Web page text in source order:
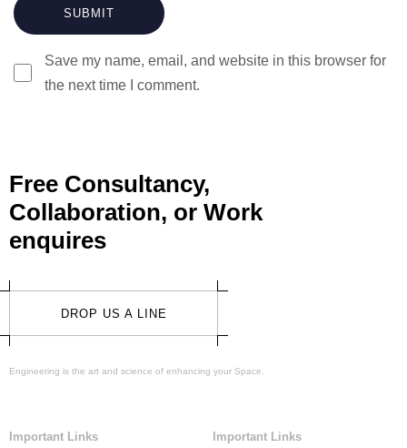
Save my name, email, and website in this browser for
the next time I comment.
Free Consultancy,
Collaboration, or Work
enquires
DROP US A LINE
Engineering is the art and science of enhancing your Space.
Important Links Important Links